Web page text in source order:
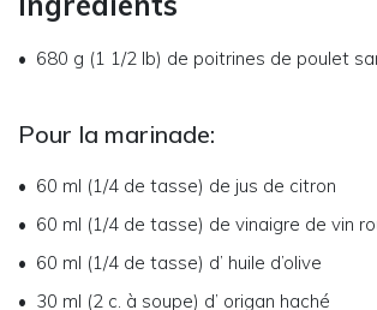
680 g (1 1/2 lb) de poitrines de poulet
Pour la marinade:
60 ml (1/4 de tasse) de jus de citron
60 ml (1/4 de tasse) de vinaigre de vin
60 ml (1/4 de tasse) d’ huile d’olive
30 ml (2 c. à soupe) d’ origan haché